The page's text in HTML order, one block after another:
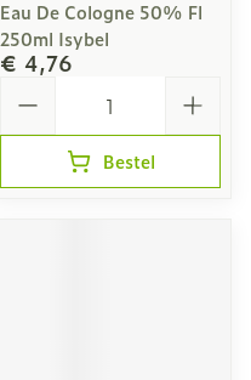
Eau De Cologne 50% Fl
250ml Isybel
€ 4,76
Bestel